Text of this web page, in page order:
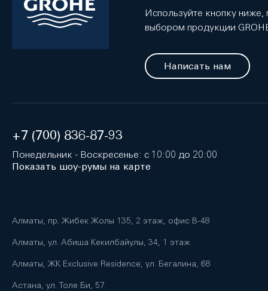
Используйте кнопку
выбором продукции
Написать нам
+7 (700) 836-87-93
Понедельник - Воскресенье: с 10:00 до 20:00
Показать шоу-румы на карте
Алматы, пр. Жибек Жолы 135, 2 этаж, офис B-48
Алматы, ул. Абиша Кекилбайулы, 34, 1 этаж
Алматы, ЖК Exclusive Residence, ул. Бегалина, 68
Астана, ул. Толе Би, 57